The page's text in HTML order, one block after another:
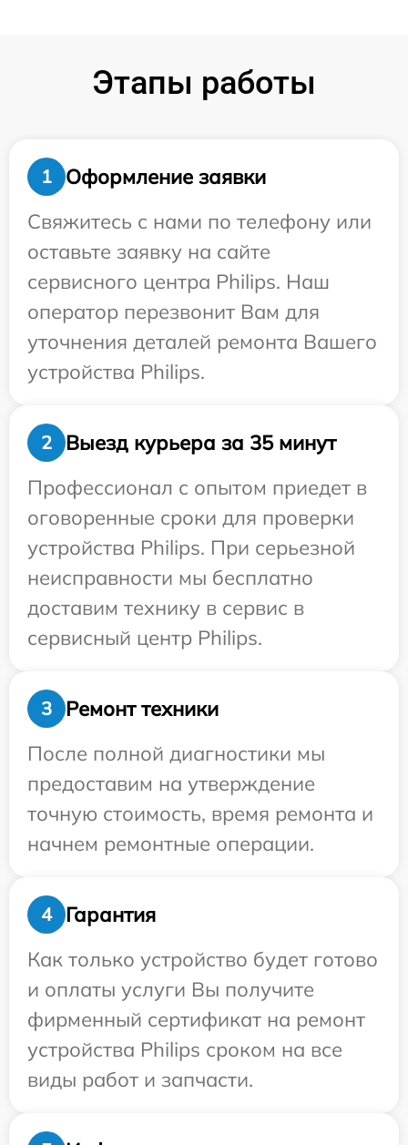
Этапы работы
1
Оформление заявки
Свяжитесь с нами по телефону или
оставьте заявку на сайте
сервисного центра Philips. Наш
оператор перезвонит Вам для
уточнения деталей ремонта Вашего
устройства Philips.
2
Выезд курьера за 35 минут
Профессионал с опытом приедет в
оговоренные сроки для проверки
устройства Philips. При серьезной
неисправности мы бесплатно
доставим технику в сервис в
сервисный центр Philips.
3
Ремонт техники
После полной диагностики мы
предоставим на утверждение
точную стоимость, время ремонта и
начнем ремонтные операции.
4
Гарантия
Как только устройство будет готово
и оплаты услуги Вы получите
фирменный сертификат на ремонт
устройства Philips сроком на все
виды работ и запчасти.